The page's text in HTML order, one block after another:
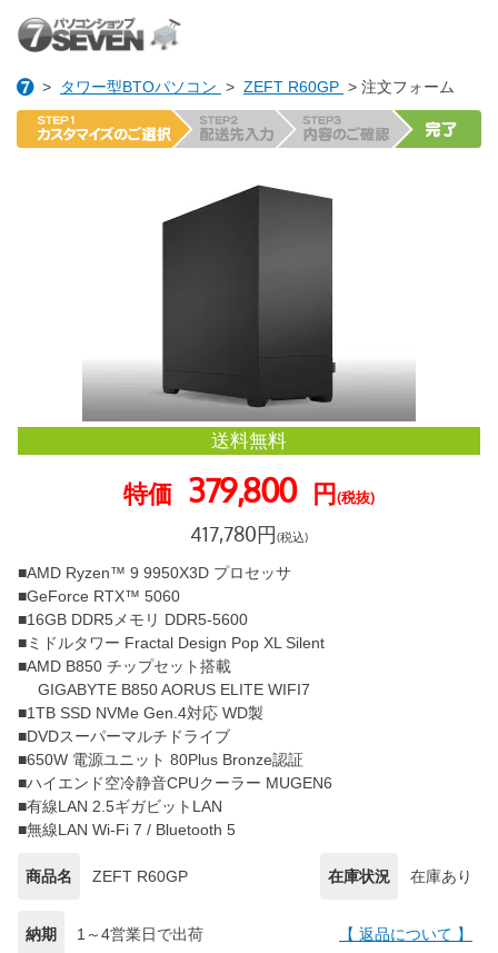
> タワー型BTOパソコン > ZEFT R60GP > 注文フォーム
送料無料
特価 379,800 円(税抜)
417,780円(税込)
■AMD Ryzen™ 9 9950X3D プロセッサ
■GeForce RTX™ 5060
■16GB DDR5メモリ DDR5-5600
■ミドルタワー Fractal Design Pop XL Silent
■AMD B850 チップセット搭載
GIGABYTE B850 AORUS ELITE WIFI7
■1TB SSD NVMe Gen.4対応 WD製
■DVDスーパーマルチドライブ
■650W 電源ユニット 80Plus Bronze認証
■ハイエンド空冷静音CPUクーラー MUGEN6
■有線LAN 2.5ギガビットLAN
■無線LAN Wi-Fi 7 / Bluetooth 5
商品名 ZEFT R60GP 在庫状況 在庫あり
納期 1～4営業日で出荷 【 返品について 】